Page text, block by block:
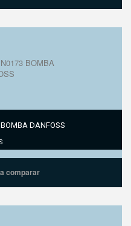
DANFOSS
comparar